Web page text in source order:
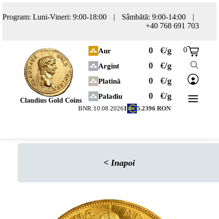
Program: Luni-Vineri: 9:00-18:00 | Sâmbătă: 9:00-14:00
|
+40 768 691 703
Claudius Gold Coins
Aur 0 €/g
Argint 0 €/g
Platină 0 €/g
Paladiu 0 €/g
BNR:10.08.20261 5.2396 RON
0
< Inapoi